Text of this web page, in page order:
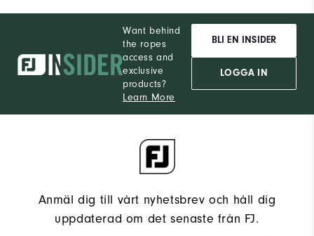
Want behind
the ropes
access and
exclusive
products?
Learn More
BLI EN INSIDER
LOGGA IN
Anmäl dig till vårt nyhetsbrev och håll dig
uppdaterad om det senaste från FJ.